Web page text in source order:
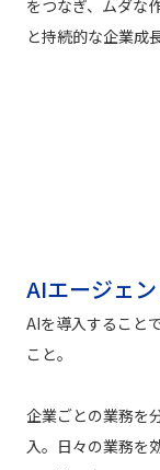
をつなぎ、ムダな
と持続的な企業成
AIエージェ
AIを導入すること
こと。
企業ごとの業務を
入。日々の業務を